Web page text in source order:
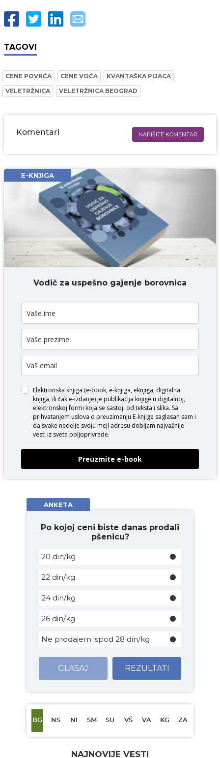
TAGOVI
CENE POVRĆA CENE VOĆA
KVANTAŠKA PIJACA
VELETRŽNICA
VELETRŽNICA BEOGRAD
Komentari NAPIŠITE KOMENTAR
Email* obavezno
Komentar* obavezno
DODAJ KOMENTAR
E-KNJIGA
Vodič za uspešno gajenje borovnica
Elektronska knjiga (e-book, e-knjiga, eknjiga, digitalna
knjiga, ili čak e-izdanje) je publikacija knjige u digitalnoj,
elektronskoj formi koja se sastoji od teksta i slika. Sa
prihvatanjem uslova o preuzimanju E-knjige saglasan sam i
da svake nedelje svoju mejl adresu dobijam najvažnije
vesti iz sveta poljoprivrede.
Preuzmite e-book
ANKETA
Po kojoj ceni biste danas prodali
pšenicu?
20 din/kg
22 din/kg
24 din/kg
26 din/kg
Ne prodajem ispod 28 din/kg
GLASAJ REZULTATI
BG NS NI SM SU VŠ VA KG ZA
NAJNOVIJE VESTI